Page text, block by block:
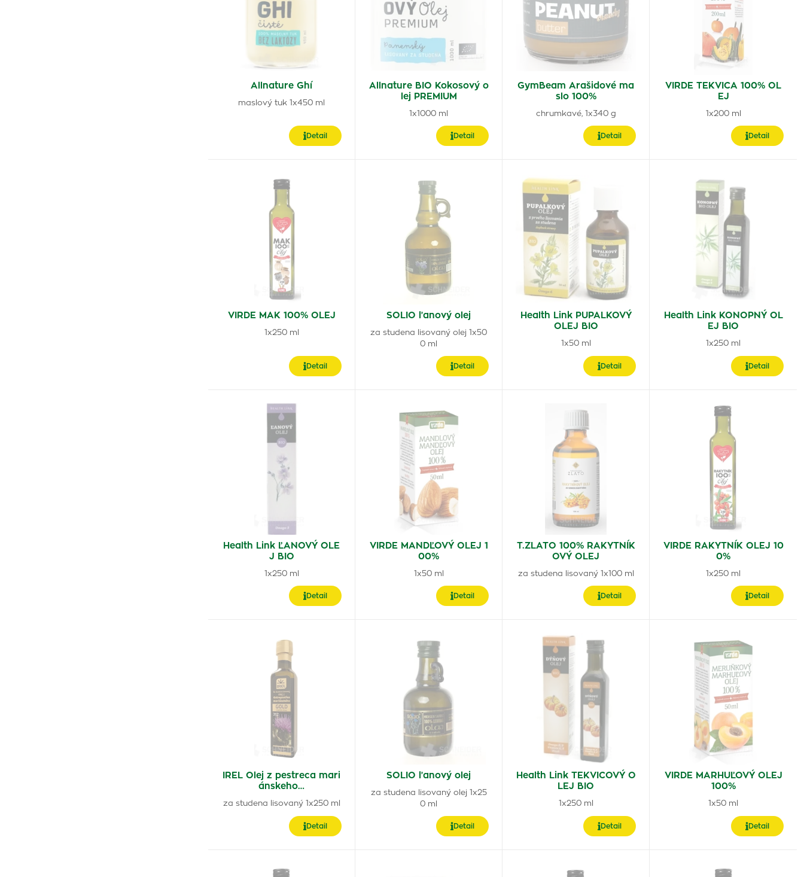
Allnature Ghí
maslový tuk 1x450 ml
Detail
Allnature BIO Kokosový o
lej PREMIUM
1x1000 ml
Detail
GymBeam Arašidové ma
slo 100%
chrumkavé, 1x340 g
Detail
VIRDE TEKVICA 100% OL
EJ
1x200 ml
Detail
VIRDE MAK 100% OLEJ
1x250 ml
Detail
SOLIO ľanový olej
za studena lisovaný olej 1x50
0 ml
Detail
Health Link PUPALKOVÝ
OLEJ BIO
1x50 ml
Detail
Health Link KONOPNÝ OL
EJ BIO
1x250 ml
Detail
Health Link ĽANOVÝ OLE
J BIO
1x250 ml
Detail
VIRDE MANDĽOVÝ OLEJ 1
00%
1x50 ml
Detail
T.ZLATO 100% RAKYTNÍK
OVÝ OLEJ
za studena lisovaný 1x100 ml
Detail
VIRDE RAKYTNÍK OLEJ 10
0%
1x250 ml
Detail
IREL Olej z pestreca mari
ánskeho…
za studena lisovaný 1x250 ml
Detail
SOLIO ľanový olej
za studena lisovaný olej 1x25
0 ml
Detail
Health Link TEKVICOVÝ O
LEJ BIO
1x250 ml
Detail
VIRDE MARHUĽOVÝ OLEJ
100%
1x50 ml
Detail